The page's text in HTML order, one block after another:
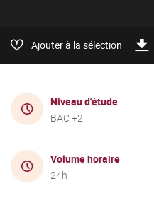
Ajouter à la sélection
Niveau d'étude
BAC +2
Volume horaire
24h